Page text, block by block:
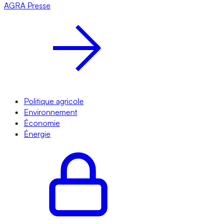
AGRA Presse
Politique agricole
Environnement
Économie
Énergie